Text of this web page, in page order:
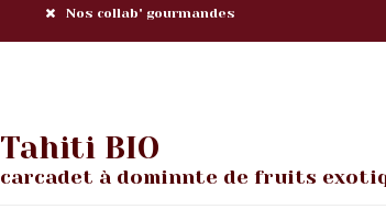
Nos collab' gourmandes
Tahiti BIO
carcadet à dominnte de fruits